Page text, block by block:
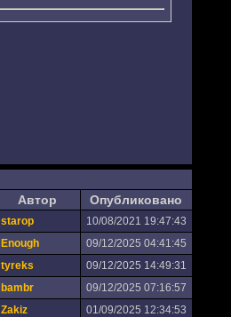
Автор Опубликовано
starop
10/08/2021 19:47:43
Enough
09/12/2025 04:41:45
tyreks
09/12/2025 14:49:31
bambr
09/12/2025 07:16:57
Zakiz
01/09/2025 12:34:53